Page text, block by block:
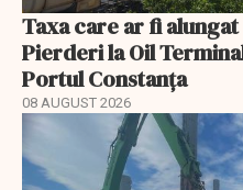
Taxa care ar fi
Pierderi la Oil
Portul Constanța
08 AUGUST 2026